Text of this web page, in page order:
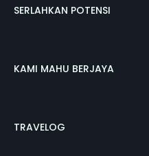
SERLAHKAN POTENSI
KAMI MAHU BERJAYA
TRAVELOG